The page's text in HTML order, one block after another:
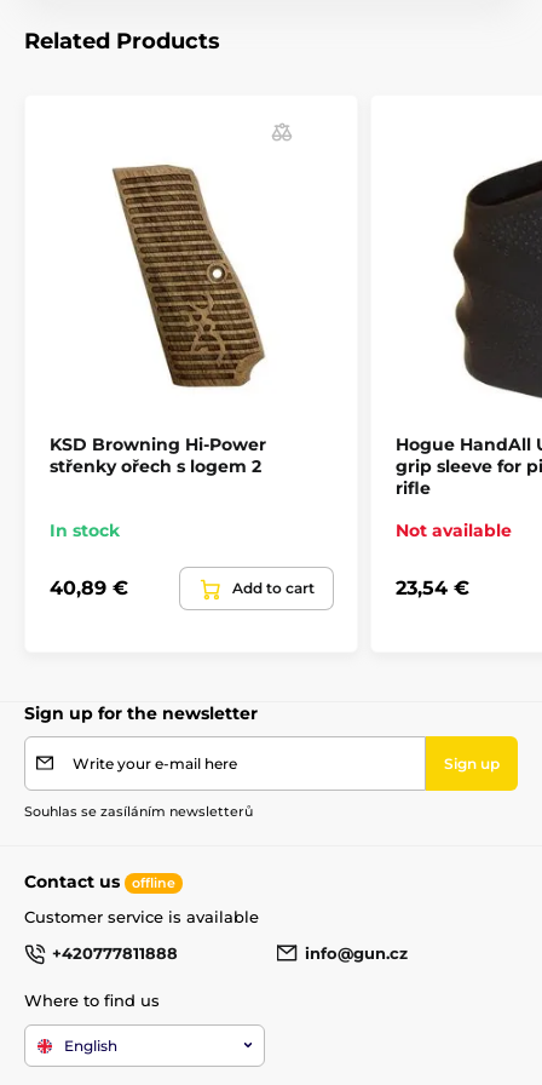
- Tvarováno z moderního odolného kaučuku, který je
- poskytuje roky spolehlivé služby.
- Barvy: černá, OD Green, Flat Dark Earh , fialová, růžová,
Aqua, red lava,...
Rifle stocks and grips
Related Products
KSD Browning Hi-Power
střenky ořech s logem 2
In stock
40,89 € Add to cart
Hogue HandAll
grip sleeve for
rifle
Not available
23,54 €
Sign up for the newsletter
Write your e-mail here Sign up
Souhlas se zasíláním newsletterů
Contact us offline
Customer service is available
+420777811888
info@gun.cz
Where to find us
English